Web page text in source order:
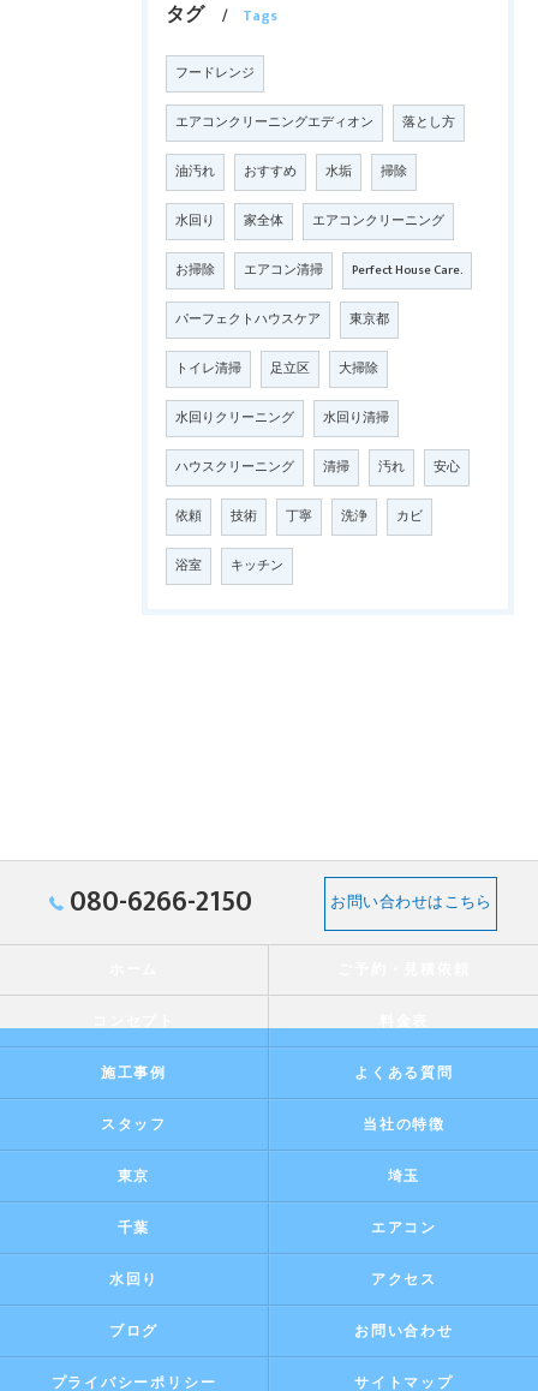
タグ Tags
フードレンジ
エアコンクリーニングエディオン 落とし方
油汚れ おすすめ 水垢 掃除
水回り 家全体 エアコンクリーニング
お掃除 エアコン清掃 Perfect House Care.
パーフェクトハウスケア 東京都
トイレ清掃 足立区 大掃除
水回りクリーニング 水回り清掃
ハウスクリーニング 清掃 汚れ 安心
依頼 技術 丁寧 洗浄 カビ
浴室 キッチン
080-6266-2150 お問い合わせはこちら
施工事例 よくある質問
スタッフ 当社の特徴
東京 埼玉
千葉 エアコン
水回り アクセス
ブログ お問い合わせ
プライバシーポリシー サイトマップ